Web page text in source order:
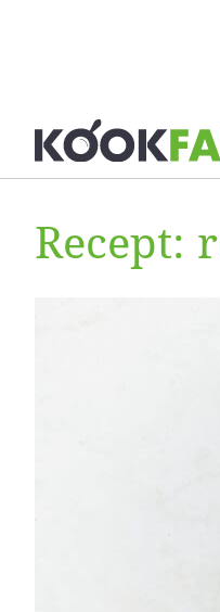
Recept: